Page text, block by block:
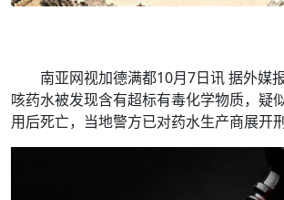
南亚网视加德满都10月7日讯 据外媒
咳药水被发现含有超标有毒化学物质，疑
用后死亡，当地警方已对药水生产商展开